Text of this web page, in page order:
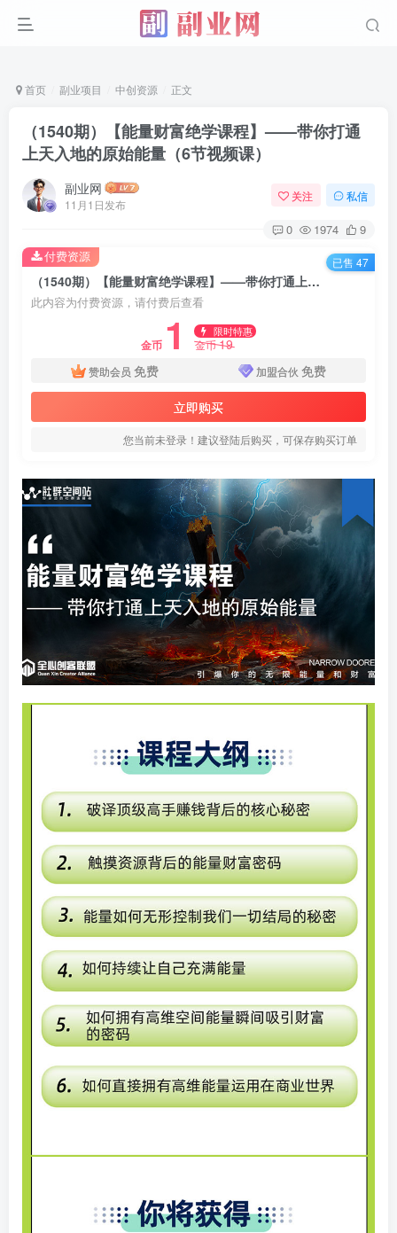
首页 副业项目 中创资源 正文
（1540期）【能量财富绝学课程】——带你打通
上天入地的原始能量（6节视频课）
副业网
11月1日发布
关注 私信
0 1974 9
（1540期）【能量财富绝学课程】——带你打通上天入地的原始能量（6节视频课）
此内容为付费资源，请付费后查看
金币 1 限时特惠
金币19
赞助会员 免费 加盟合伙 免费
立即购买
您当前未登录！建议登陆后购买，可保存购买订单
付费资源 已售 47